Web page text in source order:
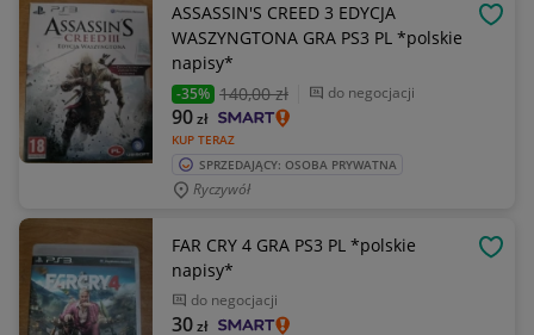
ASSASSIN'S CREED 3 EDYCJA
WASZYNGTONA GRA PS3 PL *polskie
napisy*
-35% 140,00 zł do negocjacji
KUP TERAZ
90zł
SPRZEDAJĄCY: OSOBA PRYWATNA
Ryczywół
FAR CRY 4 GRA PS3 PL *polskie
napisy*
do negocjacji
30zł